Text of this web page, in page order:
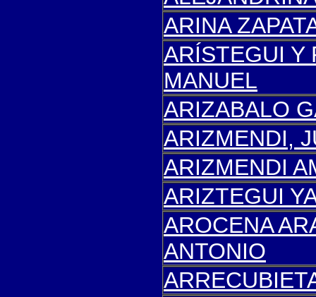
ARINA
ARÍSTEGUI Y
MANUEL
ARIZABALO
ARIZMENDI,
ARIZMENDI
ARIZTEGUI
AROCENA
ANTONIO